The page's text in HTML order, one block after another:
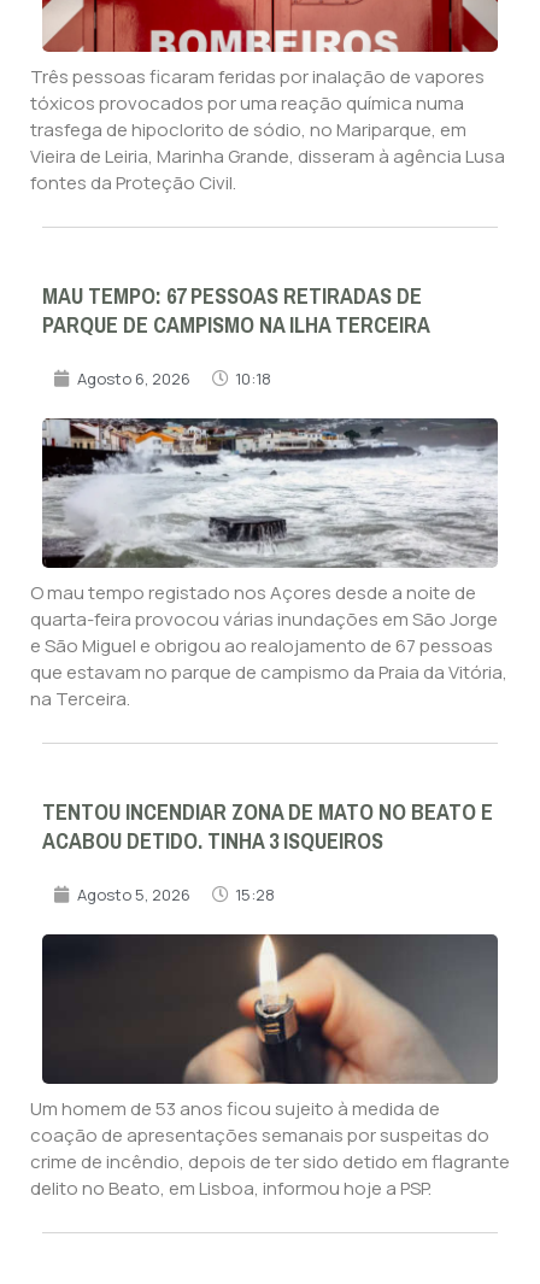
Três pessoas ficaram feridas por inalação de vapores
tóxicos provocados por uma reação química numa
trasfega de hipoclorito de sódio, no Mariparque, em
Vieira de Leiria, Marinha Grande, disseram à agência Lusa
fontes da Proteção Civil.
MAU TEMPO: 67 PESSOAS RETIRADAS DE
PARQUE DE CAMPISMO NA ILHA TERCEIRA
Agosto 6, 2026 10:18
O mau tempo registado nos Açores desde a noite de
quarta-feira provocou várias inundações em São Jorge
e São Miguel e obrigou ao realojamento de 67 pessoas
que estavam no parque de campismo da Praia da Vitória,
na Terceira.
TENTOU INCENDIAR ZONA DE MATO NO BEATO E
ACABOU DETIDO. TINHA 3 ISQUEIROS
Agosto 5, 2026 15:28
Um homem de 53 anos ficou sujeito à medida de
coação de apresentações semanais por suspeitas do
crime de incêndio, depois de ter sido detido em flagrante
delito no Beato, em Lisboa, informou hoje a PSP.